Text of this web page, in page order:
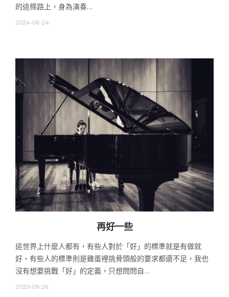
的這條路上，身為演奏…
2024-06-24
再好一些
這世界上什麼人都有，有些人對於「好」的標準就是有做就
好，有些人的標準則是雞蛋裡挑骨頭般的要求都還不足，我也
沒有想要挑戰「好」的定義，只想問問自…
2020-09-26